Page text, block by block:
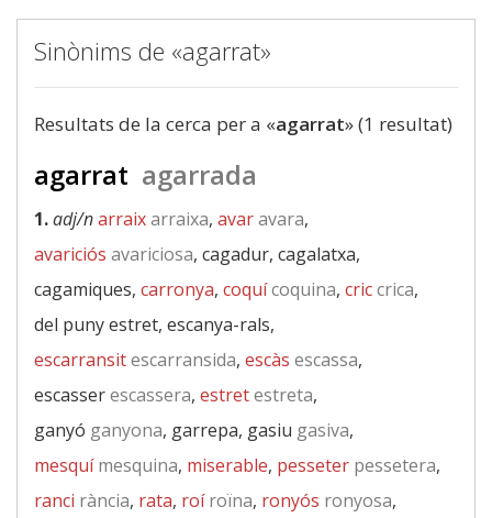
Sinònims de «agarrat»
Resultats de la cerca per a «agarrat» (1 resultat)
agarrat agarrada
1.adj/narraixarraixa, avaravara,
avariciós avariciosa, cagadur, cagalatxa,
cagamiques, carronya, coquícoquina, criccrica,
del puny estret, escanya-rals,
escarransitescarransida, escàs escassa,
escasserescassera, estretestreta,
ganyó ganyona, garrepa, gasiu gasiva,
mesquímesquina, miserable, pesseter pessetera,
ranci rància, rata, roíroïna, ronyós ronyosa,